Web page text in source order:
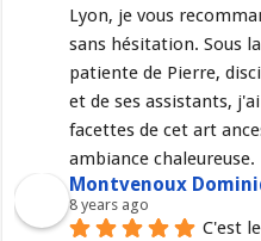
Lyon, je vous
sans hésitation. Sous
patiente de Pierre,
et de ses assistants,
facettes de cet art
ambiance chaleureuse.
Montvenoux
8 years ago
C'est